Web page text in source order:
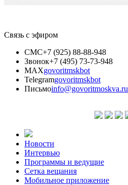
Связь с эфиром
СМС+7 (925) 88-88-948
Звонок+7 (495) 73-73-948
MAXgovoritmskbot
Telegramgovoritmskbot
Письмоinfo@govoritmoskva.ru
Новости
Интервью
Программы и ведущие
Сетка вещания
Мобильное приложение